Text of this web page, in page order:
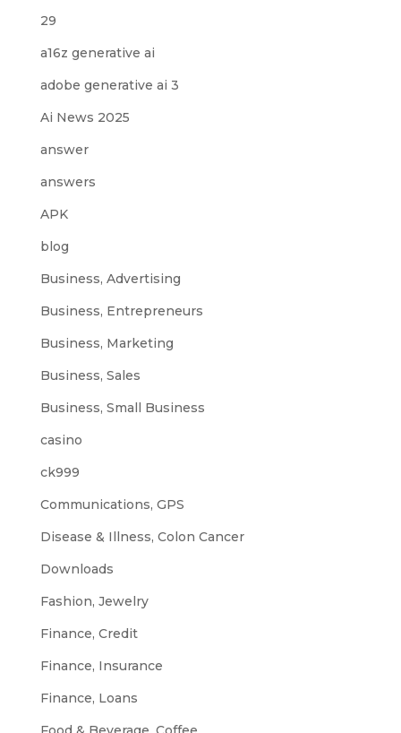
29
a16z generative ai
adobe generative ai 3
Ai News 2025
answer
answers
APK
blog
Business, Advertising
Business, Entrepreneurs
Business, Marketing
Business, Sales
Business, Small Business
casino
ck999
Communications, GPS
Disease & Illness, Colon Cancer
Downloads
Fashion, Jewelry
Finance, Credit
Finance, Insurance
Finance, Loans